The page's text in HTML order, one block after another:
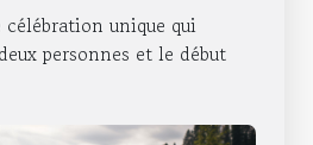
unique qui
personnes et le début